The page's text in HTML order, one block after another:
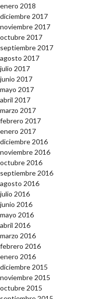
enero 2018
diciembre 2017
noviembre 2017
octubre 2017
septiembre 2017
agosto 2017
julio 2017
junio 2017
mayo 2017
abril 2017
marzo 2017
febrero 2017
enero 2017
diciembre 2016
noviembre 2016
octubre 2016
septiembre 2016
agosto 2016
julio 2016
junio 2016
mayo 2016
abril 2016
marzo 2016
febrero 2016
enero 2016
diciembre 2015
noviembre 2015
octubre 2015